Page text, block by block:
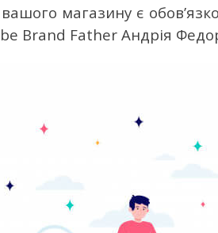
магазину є
Brand Father Андрія